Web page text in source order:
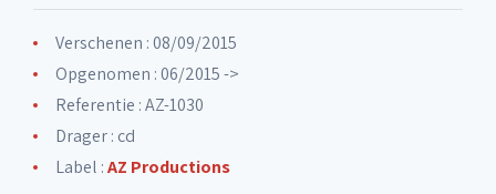
9. Pérégrinations 5:07
10. Simplexity
Verschenen : 08/09/2015
Opgenomen : 06/2015 ->
Referentie : AZ-1030
Drager : cd
Label :AZ Productions